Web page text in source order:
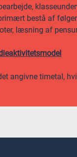
bestå af
læsning af
angivne timetal,